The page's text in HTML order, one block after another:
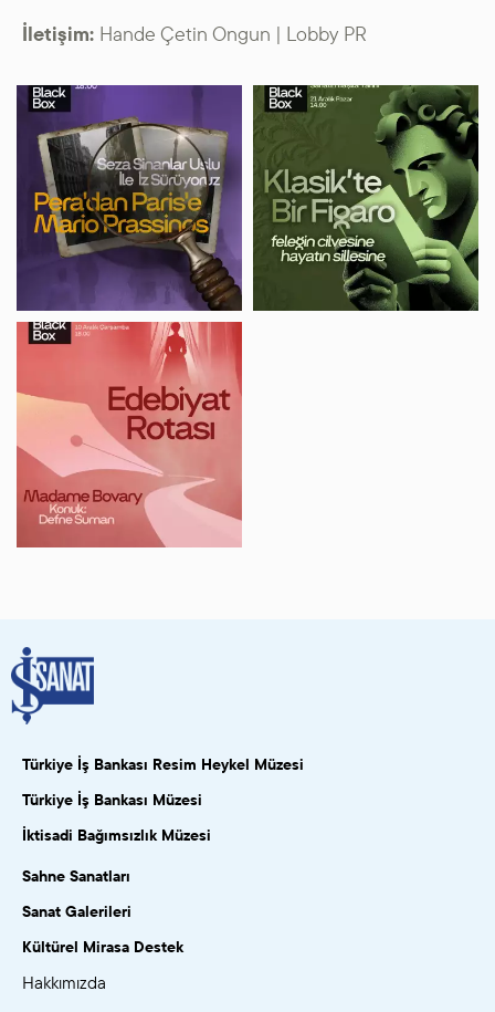
İletişim: Hande Çetin Ongun | Lobby PR
Türkiye İş Bankası Resim Heykel Müzesi
Türkiye İş Bankası Müzesi
İktisadi Bağımsızlık Müzesi
Sahne Sanatları
Sanat Galerileri
Kültürel Mirasa Destek
Hakkımızda